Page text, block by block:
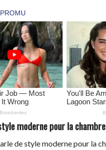
moderne pour la chambre
de style moderne pour la